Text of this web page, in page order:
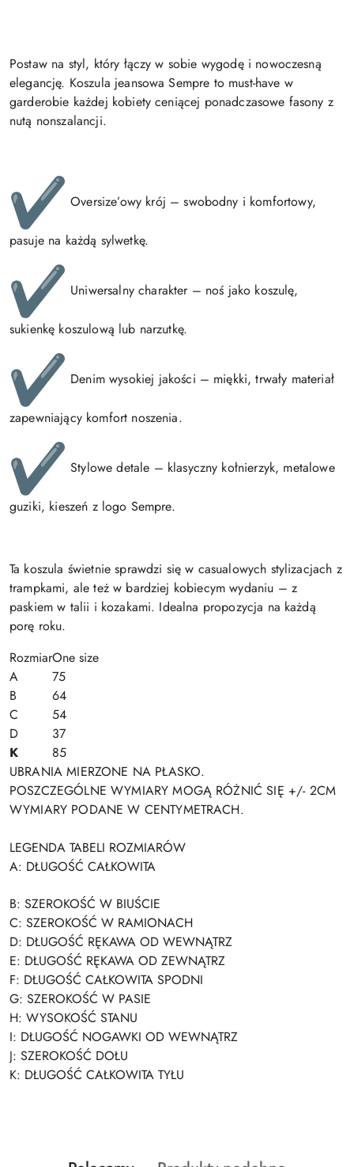
Postaw na styl, który łączy w sobie wygodę i nowoczesną
elegancję. Koszula jeansowa Sempre to must-have w
garderobie każdej kobiety ceniącej ponadczasowe fasony z
nutą nonszalancji.
Oversize’owy krój – swobodny i komfortowy,
pasuje na każdą sylwetkę.
Uniwersalny charakter – noś jako koszulę,
sukienkę koszulową lub narzutkę.
Denim wysokiej jakości – miękki, trwały materiał
zapewniający komfort noszenia.
Stylowe detale – klasyczny kołnierzyk, metalowe
guziki, kieszeń z logo Sempre.
Ta koszula świetnie sprawdzi się w casualowych stylizacjach z
trampkami, ale też w bardziej kobiecym wydaniu – z
paskiem w talii i kozakami. Idealna propozycja na każdą
porę roku.
RozmiarOne size
A
75
B
64
C
54
D
37
K
85
UBRANIA MIERZONE NA PŁASKO.
POSZCZEGÓLNE WYMIARY MOGĄ RÓŻNIĆ SIĘ +/- 2CM
WYMIARY PODANE W CENTYMETRACH.
LEGENDA TABELI ROZMIARÓW
A: DŁUGOŚĆ CAŁKOWITA
B: SZEROKOŚĆ W BIUŚCIE
C: SZEROKOŚĆ W RAMIONACH
D: DŁUGOŚĆ RĘKAWA OD WEWNĄTRZ
E: DŁUGOŚĆ RĘKAWA OD ZEWNĄTRZ
F: DŁUGOŚĆ CAŁKOWITA SPODNI
G: SZEROKOŚĆ W PASIE
H: WYSOKOŚĆ STANU
I: DŁUGOŚĆ NOGAWKI OD WEWNĄTRZ
J: SZEROKOŚĆ DOŁU
K: DŁUGOŚĆ CAŁKOWITA TYŁU